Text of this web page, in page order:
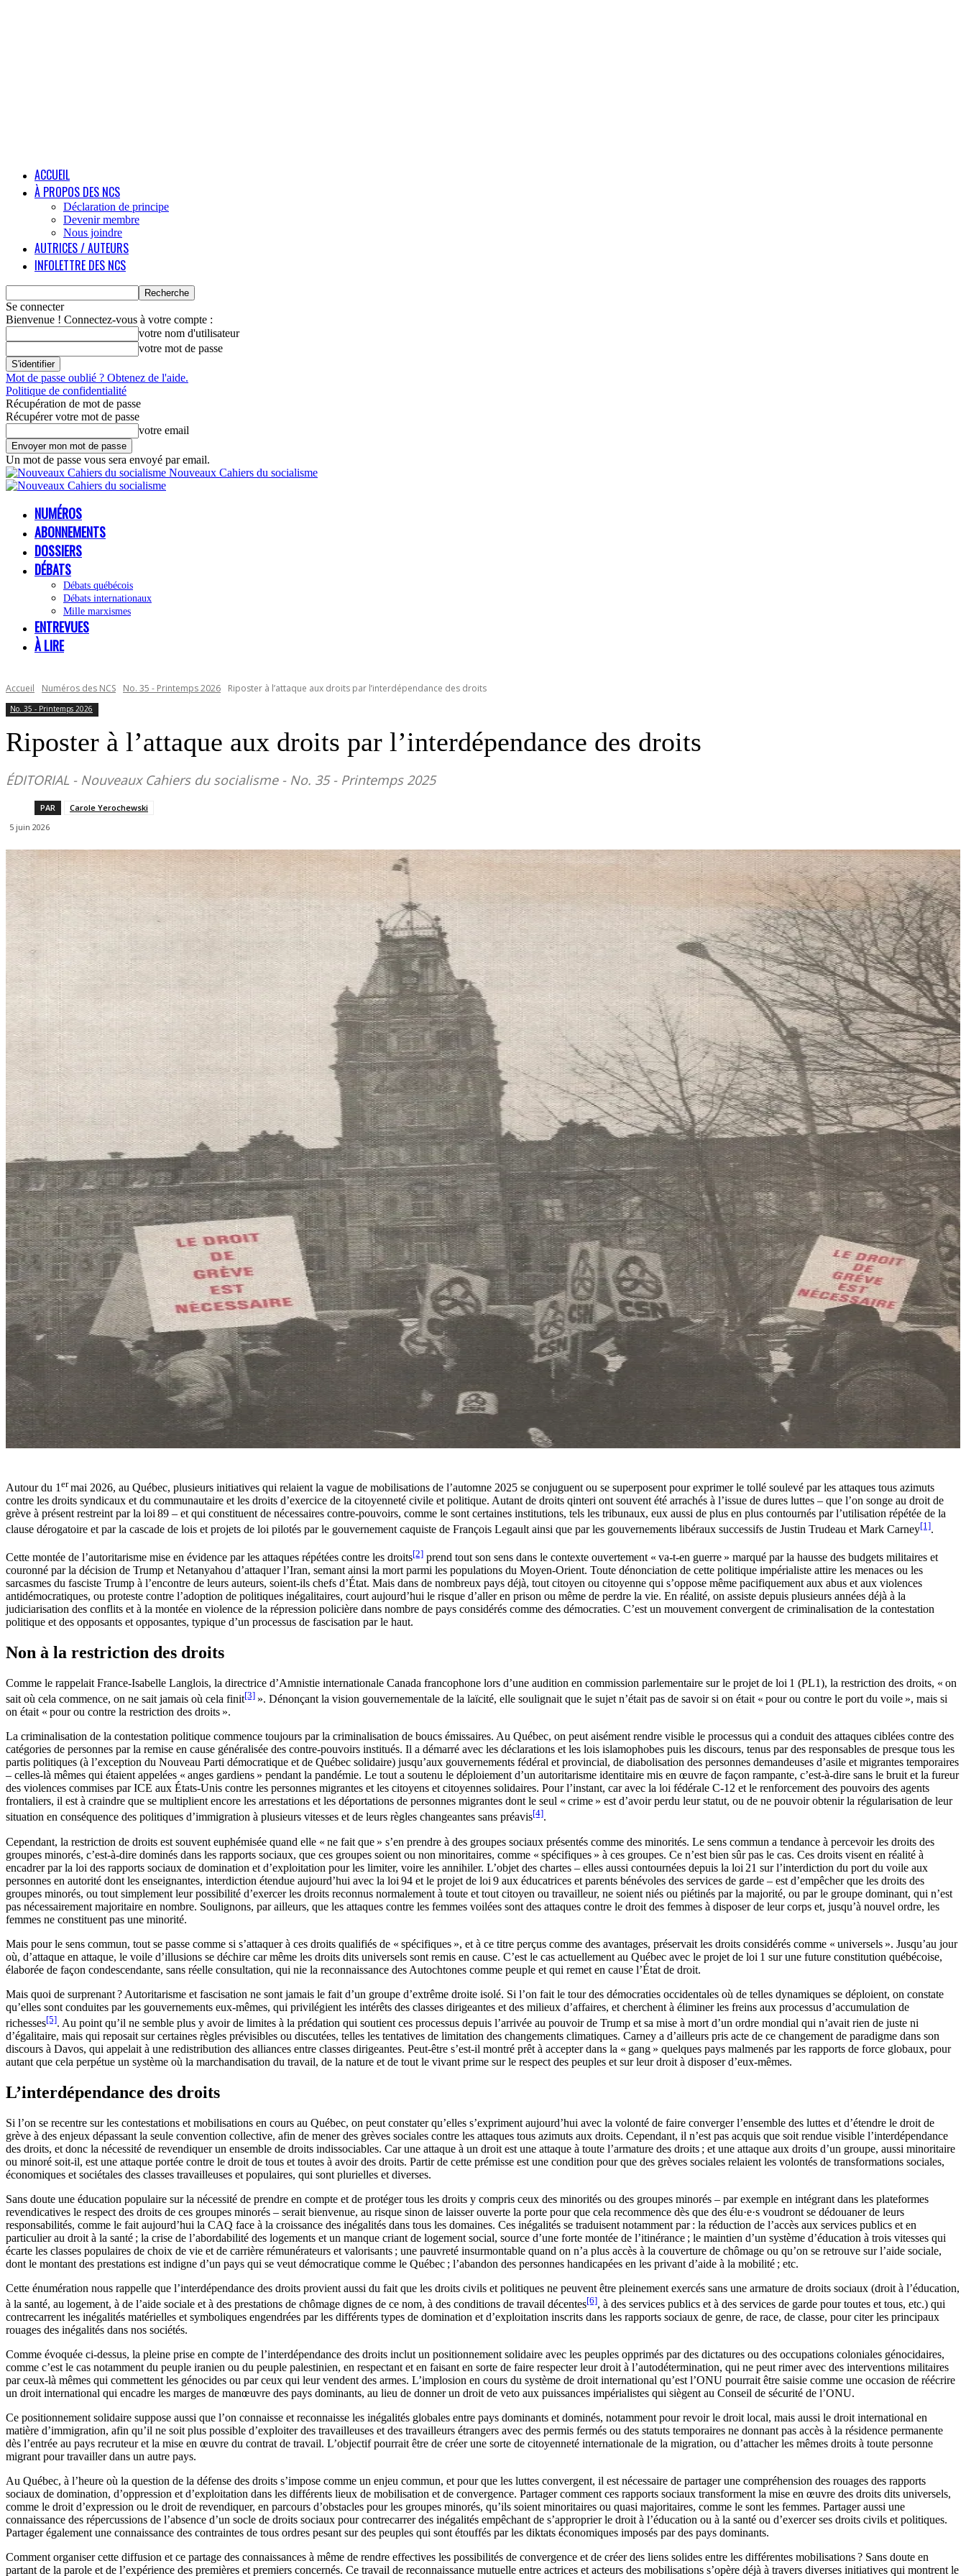
ACCUEIL
À PROPOS DES NCS
Déclaration de principe
Devenir membre
Nous joindre
AUTRICES / AUTEURS
INFOLETTRE DES NCS
Se connecter
Bienvenue ! Connectez-vous à votre compte :
votre nom d'utilisateur
votre mot de passe
Mot de passe oublié ? Obtenez de l'aide.
Politique de confidentialité
Récupération de mot de passe
Récupérer votre mot de passe
votre email
Un mot de passe vous sera envoyé par email.
Nouveaux Cahiers du socialisme
NUMÉROS
ABONNEMENTS
DOSSIERS
DÉBATS
Débats québécois
Débats internationaux
Mille marxismes
ENTREVUES
À LIRE
Accueil Numéros des NCS No. 35 - Printemps 2026 Riposter à l’attaque aux droits par l’interdépendance des droits
No. 35 - Printemps 2026
Riposter à l’attaque aux droits par l’interdépendance des droits
ÉDITORIAL - Nouveaux Cahiers du socialisme - No. 35 - Printemps 2025
PAR
Carole Yerochewski
5 juin 2026
Autour du 1 ermai 2026, au Québec, plusieurs initiatives qui relaient la vague de mobilisations de l’automne 2025 se conjuguent ou se superposent pour exprimer le tollé soulevé par les attaques tous azimuts
contre les droits syndicaux et du communautaire et les droits d’exercice de la citoyenneté civile et politique. Autant de droits qinteri ont souvent été arrachés à l’issue de dures luttes – que l’on songe au droit de
grève à présent restreint par la loi 89 – et qui constituent de nécessaires contre-pouvoirs, comme le sont certaines institutions, tels les tribunaux, eux aussi de plus en plus contournés par l’utilisation répétée de la
clause dérogatoire et par la cascade de lois et projets de loi pilotés par le gouvernement caquiste de François Legault ainsi que par les gouvernements libéraux successifs de Justin Trudeau et Mark Carney[1].
Cette montée de l’autoritarisme mise en évidence par les attaques répétées contre les droits[2] prend tout son sens dans le contexte ouvertement « va-t-en guerre » marqué par la hausse des budgets militaires et
couronné par la décision de Trump et Netanyahou d’attaquer l’Iran, semant ainsi la mort parmi les populations du Moyen-Orient. Toute dénonciation de cette politique impérialiste attire les menaces ou les
sarcasmes du fasciste Trump à l’encontre de leurs auteurs, soient-ils chefs d’État. Mais dans de nombreux pays déjà, tout citoyen ou citoyenne qui s’oppose même pacifiquement aux abus et aux violences
antidémocratiques, ou proteste contre l’adoption de politiques inégalitaires, court aujourd’hui le risque d’aller en prison ou même de perdre la vie. En réalité, on assiste depuis plusieurs années déjà à la
judiciarisation des conflits et à la montée en violence de la répression policière dans nombre de pays considérés comme des démocraties. C’est un mouvement convergent de criminalisation de la contestation
politique et des opposants et opposantes, typique d’un processus de fascisation par le haut.
Non à la restriction des droits
Comme le rappelait France-Isabelle Langlois, la directrice d’Amnistie internationale Canada francophone lors d’une audition en commission parlementaire sur le projet de loi 1 (PL1), la restriction des droits, « on
sait où cela commence, on ne sait jamais où cela finit[3] ». Dénonçant la vision gouvernementale de la laïcité, elle soulignait que le sujet n’était pas de savoir si on était « pour ou contre le port du voile », mais si
on était « pour ou contre la restriction des droits ».
La criminalisation de la contestation politique commence toujours par la criminalisation de boucs émissaires. Au Québec, on peut aisément rendre visible le processus qui a conduit des attaques ciblées contre des
catégories de personnes par la remise en cause généralisée des contre-pouvoirs institués. Il a démarré avec les déclarations et les lois islamophobes puis les discours, tenus par des responsables de presque tous les
partis politiques (à l’exception du Nouveau Parti démocratique et de Québec solidaire) jusqu’aux gouvernements fédéral et provincial, de diabolisation des personnes demandeuses d’asile et migrantes temporaires
– celles-là mêmes qui étaient appelées « anges gardiens » pendant la pandémie. Le tout a soutenu le déploiement d’un autoritarisme identitaire mis en œuvre de façon rampante, c’est-à-dire sans le bruit et la fureur
des violences commises par ICE aux États-Unis contre les personnes migrantes et les citoyens et citoyennes solidaires. Pour l’instant, car avec la loi fédérale C-12 et le renforcement des pouvoirs des agents
frontaliers, il est à craindre que se multiplient encore les arrestations et les déportations de personnes migrantes dont le seul « crime » est d’avoir perdu leur statut, ou de ne pouvoir obtenir la régularisation de leur
situation en conséquence des politiques d’immigration à plusieurs vitesses et de leurs règles changeantes sans préavis[4].
Cependant, la restriction de droits est souvent euphémisée quand elle « ne fait que » s’en prendre à des groupes sociaux présentés comme des minorités. Le sens commun a tendance à percevoir les droits des
groupes minorés, c’est-à-dire dominés dans les rapports sociaux, que ces groupes soient ou non minoritaires, comme « spécifiques » à ces groupes. Ce n’est bien sûr pas le cas. Ces droits visent en réalité à
encadrer par la loi des rapports sociaux de domination et d’exploitation pour les limiter, voire les annihiler. L’objet des chartes – elles aussi contournées depuis la loi 21 sur l’interdiction du port du voile aux
personnes en autorité dont les enseignantes, interdiction étendue aujourd’hui avec la loi 94 et le projet de loi 9 aux éducatrices et parents bénévoles des services de garde – est d’empêcher que les droits des
groupes minorés, ou tout simplement leur possibilité d’exercer les droits reconnus normalement à toute et tout citoyen ou travailleur, ne soient niés ou piétinés par la majorité, ou par le groupe dominant, qui n’est
pas nécessairement majoritaire en nombre. Soulignons, par ailleurs, que les attaques contre les femmes voilées sont des attaques contre le droit des femmes à disposer de leur corps et, jusqu’à nouvel ordre, les
femmes ne constituent pas une minorité.
Mais pour le sens commun, tout se passe comme si s’attaquer à ces droits qualifiés de « spécifiques », et à ce titre perçus comme des avantages, préservait les droits considérés comme « universels ». Jusqu’au jour
où, d’attaque en attaque, le voile d’illusions se déchire car même les droits dits universels sont remis en cause. C’est le cas actuellement au Québec avec le projet de loi 1 sur une future constitution québécoise,
élaborée de façon condescendante, sans réelle consultation, qui nie la reconnaissance des Autochtones comme peuple et qui remet en cause l’État de droit.
Mais quoi de surprenant ? Autoritarisme et fascisation ne sont jamais le fait d’un groupe d’extrême droite isolé. Si l’on fait le tour des démocraties occidentales où de telles dynamiques se déploient, on constate
qu’elles sont conduites par les gouvernements eux-mêmes, qui privilégient les intérêts des classes dirigeantes et des milieux d’affaires, et cherchent à éliminer les freins aux processus d’accumulation de
richesses[5]. Au point qu’il ne semble plus y avoir de limites à la prédation qui soutient ces processus depuis l’arrivée au pouvoir de Trump et sa mise à mort d’un ordre mondial qui n’avait rien de juste ni
d’égalitaire, mais qui reposait sur certaines règles prévisibles ou discutées, telles les tentatives de limitation des changements climatiques. Carney a d’ailleurs pris acte de ce changement de paradigme dans son
discours à Davos, qui appelait à une redistribution des alliances entre classes dirigeantes. Peut-être s’est-il montré prêt à accepter dans la « gang » quelques pays malmenés par les rapports de force globaux, pour
autant que cela perpétue un système où la marchandisation du travail, de la nature et de tout le vivant prime sur le respect des peuples et sur leur droit à disposer d’eux-mêmes.
L’interdépendance des droits
Si l’on se recentre sur les contestations et mobilisations en cours au Québec, on peut constater qu’elles s’expriment aujourd’hui avec la volonté de faire converger l’ensemble des luttes et d’étendre le droit de
grève à des enjeux dépassant la seule convention collective, afin de mener des grèves sociales contre les attaques tous azimuts aux droits. Cependant, il n’est pas acquis que soit rendue visible l’interdépendance
des droits, et donc la nécessité de revendiquer un ensemble de droits indissociables. Car une attaque à un droit est une attaque à toute l’armature des droits ; et une attaque aux droits d’un groupe, aussi minoritaire
ou minoré soit-il, est une attaque portée contre le droit de tous et toutes à avoir des droits. Partir de cette prémisse est une condition pour que des grèves sociales relaient les volontés de transformations sociales,
économiques et sociétales des classes travailleuses et populaires, qui sont plurielles et diverses.
Sans doute une éducation populaire sur la nécessité de prendre en compte et de protéger tous les droits y compris ceux des minorités ou des groupes minorés – par exemple en intégrant dans les plateformes
revendicatives le respect des droits de ces groupes minorés – serait bienvenue, au risque sinon de laisser ouverte la porte pour que cela recommence dès que des élu·e·s voudront se dédouaner de leurs
responsabilités, comme le fait aujourd’hui la CAQ face à la croissance des inégalités dans tous les domaines. Ces inégalités se traduisent notamment par : la réduction de l’accès aux services publics et en
particulier au droit à la santé ; la crise de l’abordabilité des logements et un manque criant de logement social, source d’une forte montée de l’itinérance ; le maintien d’un système d’éducation à trois vitesses qui
écarte les classes populaires de choix de vie et de carrière rémunérateurs et valorisants ; une pauvreté insurmontable quand on n’a plus accès à la couverture de chômage ou qu’on se retrouve sur l’aide sociale,
dont le montant des prestations est indigne d’un pays qui se veut démocratique comme le Québec ; l’abandon des personnes handicapées en les privant d’aide à la mobilité ; etc.
Cette énumération nous rappelle que l’interdépendance des droits provient aussi du fait que les droits civils et politiques ne peuvent être pleinement exercés sans une armature de droits sociaux (droit à l’éducation,
à la santé, au logement, à de l’aide sociale et à des prestations de chômage dignes de ce nom, à des conditions de travail décentes[6], à des services publics et à des services de garde pour toutes et tous, etc.) qui
contrecarrent les inégalités matérielles et symboliques engendrées par les différents types de domination et d’exploitation inscrits dans les rapports sociaux de genre, de race, de classe, pour citer les principaux
rouages des inégalités dans nos sociétés.
Comme évoquée ci-dessus, la pleine prise en compte de l’interdépendance des droits inclut un positionnement solidaire avec les peuples opprimés par des dictatures ou des occupations coloniales génocidaires,
comme c’est le cas notamment du peuple iranien ou du peuple palestinien, en respectant et en faisant en sorte de faire respecter leur droit à l’autodétermination, qui ne peut rimer avec des interventions militaires
par ceux-là mêmes qui commettent les génocides ou par ceux qui leur vendent des armes. L’implosion en cours du système de droit international qu’est l’ONU pourrait être saisie comme une occasion de réécrire
un droit international qui encadre les marges de manœuvre des pays dominants, au lieu de donner un droit de veto aux puissances impérialistes qui siègent au Conseil de sécurité de l’ONU.
Ce positionnement solidaire suppose aussi que l’on connaisse et reconnaisse les inégalités globales entre pays dominants et dominés, notamment pour revoir le droit local, mais aussi le droit international en
matière d’immigration, afin qu’il ne soit plus possible d’exploiter des travailleuses et des travailleurs étrangers avec des permis fermés ou des statuts temporaires ne donnant pas accès à la résidence permanente
dès l’entrée au pays recruteur et la mise en œuvre du contrat de travail. L’objectif pourrait être de créer une sorte de citoyenneté internationale de la migration, ou d’attacher les mêmes droits à toute personne
migrant pour travailler dans un autre pays.
Au Québec, à l’heure où la question de la défense des droits s’impose comme un enjeu commun, et pour que les luttes convergent, il est nécessaire de partager une compréhension des rouages des rapports
sociaux de domination, d’oppression et d’exploitation dans les différents lieux de mobilisation et de convergence. Partager comment ces rapports sociaux transforment la mise en œuvre des droits dits universels,
comme le droit d’expression ou le droit de revendiquer, en parcours d’obstacles pour les groupes minorés, qu’ils soient minoritaires ou quasi majoritaires, comme le sont les femmes. Partager aussi une
connaissance des répercussions de l’absence d’un socle de droits sociaux pour contrecarrer des inégalités empêchant de s’approprier le droit à l’éducation ou à la santé ou d’exercer ses droits civils et politiques.
Partager également une connaissance des contraintes de tous ordres pesant sur des peuples qui sont étouffés par les diktats économiques imposés par des pays dominants.
Comment organiser cette diffusion et ce partage des connaissances à même de rendre effectives les possibilités de convergence et de créer des liens solides entre les différentes mobilisations ? Sans doute en
partant de la parole et de l’expérience des premières et premiers concernés. Ce travail de reconnaissance mutuelle entre actrices et acteurs des mobilisations s’opère déjà à travers diverses initiatives qui montrent le